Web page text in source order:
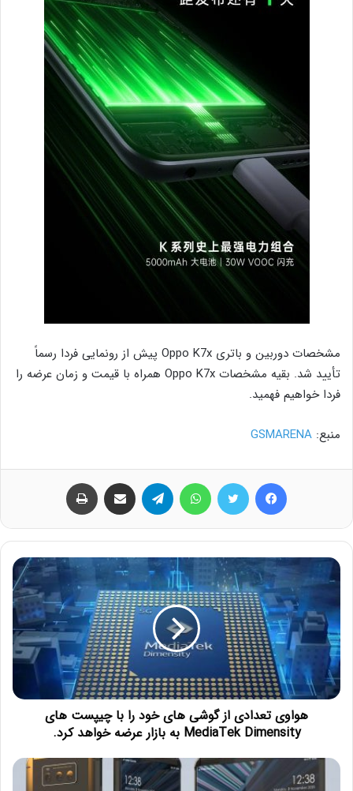
مشخصات دوربین و باتری Oppo K7x پیش از رونمایی فردا رسماً
تأیید شد. بقیه مشخصات Oppo K7x همراه با قیمت و زمان عرضه را
فردا خواهیم فهمید.
منبع‌‌: GSMARENA
هواوی تعدادی از گوشی های خود را با چیپست های
MediaTek Dimensity به بازار عرضه خواهد کرد.